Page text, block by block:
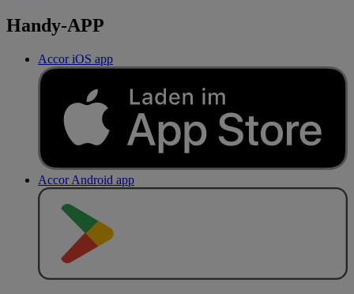
Handy-APP
Accor iOS app
Accor Android app